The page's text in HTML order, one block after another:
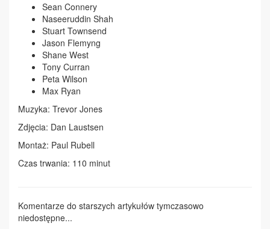
Sean Connery
Naseeruddin Shah
Stuart Townsend
Jason Flemyng
Shane West
Tony Curran
Peta Wilson
Max Ryan
Muzyka: Trevor Jones
Zdjęcia: Dan Laustsen
Montaż: Paul Rubell
Czas trwania: 110 minut
Komentarze do starszych artykułów tymczasowo
niedostępne...